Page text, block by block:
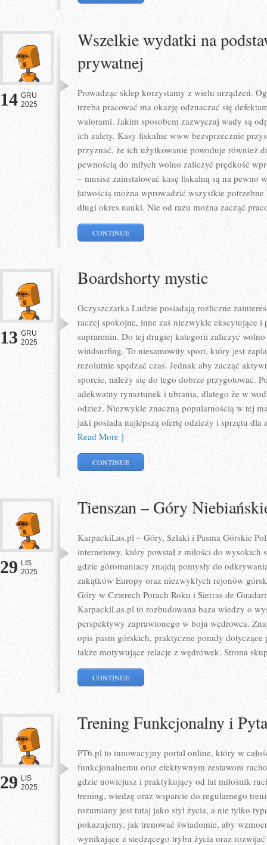
14 GRU
2025
Wszelkie wydatki na
prywatnej
Prowadząc sklep korzystamy z wielu urządzeń.
trzeba pracować ma okazję odznaczać się
walorami. Jakim sposobem zazwyczaj wady są
ich zalety. Kasy fiskalne www bezsprzecznie
przyznać, że ich użytkowanie powoduje również
pewnością do miłych wolno zaliczyć prędkość
– musisz zainstalować kasę fiskalną są na pewno
łatwością można wprowadzić wszystkie
długi okres nauki. Nie od razu można zacząć
CONTINUE
13 GRU
2025
Boardshorty mystic
Oczyszczarka Ludzie posiadają rozliczne
raczej spokojne, inne zaś niezwykle ekscytujące
suprarenin. Do tej drugiej kategorii zaliczyć
windsurfing. To niesamowity sport, który jest
rezolutnie spędzać czas. Jednak aby zacząć
sporcie, należy się do tego dobrze przygotować.
adekwatny rynsztunek i ubrania, dlatego że w
odzież. Niezwykle znaczną popularnością w tej
jaki posiada najlepszą ofertę odzieży i sprzętu
Read More ]
CONTINUE
29 LIS
2025
Tienszan – Góry
KarpackiLas.pl – Góry, Szlaki i Pasma Górskie
internetowy, który powstał z miłości do
gdzie góromaniacy znajdą pomysły do
zakątków Europy oraz niezwykłych rejonów
Góry w Czterech Porach Roku i Sierras de
KarpackiLas.pl to rozbudowana baza wiedzy o
perspektywy zaprawionego w boju wędrowca.
opis pasm górskich, praktyczne porady
także motywujące relacje z wędrówek. Strona
CONTINUE
29 LIS
2025
Trening Funkcjonalny i
PT6.pl to innowacyjny portal online, który w
funkcjonalnemu oraz efektywnym zestawom
gdzie nowicjusz i praktykujący od lat miłośnik
trening, wiedzę oraz wsparcie do regularnego
rozumiany jest tutaj jako styl życia, a nie tylko
pokazujemy, jak trenować świadomie, aby
wynikające z siedzącego trybu życia oraz